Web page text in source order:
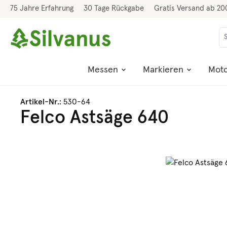
Hauptinhalt springen
Zur Suche springen
Zur Hauptnavigation springen
75 Jahre Erfahrung 30 Tage Rückgabe Gratis Versand ab
Messen Markieren
Artikel-Nr.: 530-64
Felco Astsäge 640